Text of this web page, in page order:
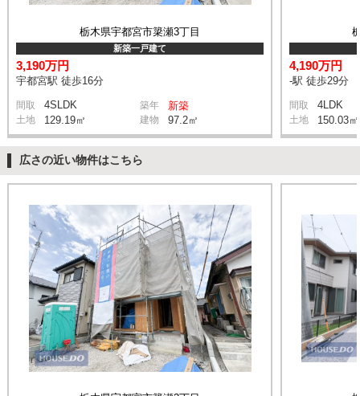
栃木県宇都宮市簗瀬3丁目
新築一戸建て
3,190万円
宇都宮駅 徒歩16分
間取 4SLDK 築年 新築
土地 129.19㎡ 建物 97.2㎡
4,190万円
-駅 徒歩29分
間取 4LDK
土地 150.03㎡
広さの近い物件はこちら